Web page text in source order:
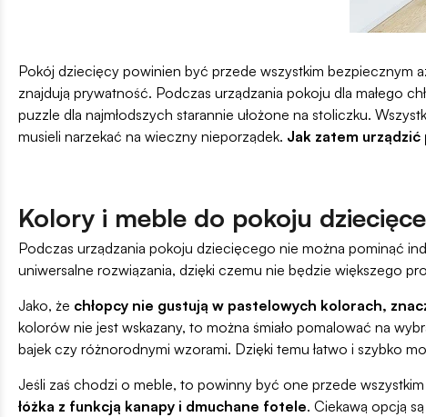
Pokój dziecięcy powinien być przede wszystkim bezpiecznym
znajdują prywatność. Podczas urządzania pokoju dla małego
puzzle dla najmłodszych starannie ułożone na stoliczku.
musieli narzekać na wieczny nieporządek. Jak zatem urządzić
Kolory i meble do pokoju
Podczas urządzania pokoju dziecięcego nie można pominąć
uniwersalne rozwiązania, dzięki czemu nie będzie większego
Jako, że chłopcy nie gustują w pastelowych kolorach,
kolorów nie jest wskazany, to można śmiało pomalować na
bajek czy różnorodnymi wzorami. Dzięki temu łatwo i szybko
Jeśli zaś chodzi o meble, to powinny być one przede
łóżka z funkcją kanapy i dmuchane fotele. Ciekawą opcją